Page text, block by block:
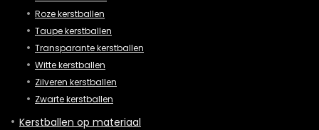
Roze kerstballen
Taupe kerstballen
Transparante kerstballen
Witte kerstballen
Zilveren kerstballen
Zwarte kerstballen
Kerstballen op materiaal